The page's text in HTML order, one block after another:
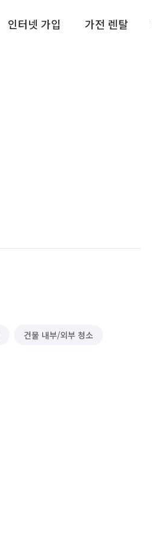
인터넷 가입 가전 렌탈
건물 내부/외부 청소